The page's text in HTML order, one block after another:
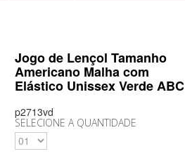
Jogo de Lençol Tamanho
Americano Malha com
Elástico Unissex Verde ABC
p2713vd
SELECIONE A QUANTIDADE